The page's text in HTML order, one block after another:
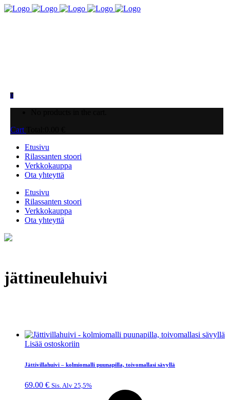
0
Cart
Etusivu
Rilassanten stoori
Verkkokauppa
Ota yhteyttä
Etusivu
Rilassanten stoori
Verkkokauppa
Ota yhteyttä
jättineulehuivi
Lisää ostoskoriin
Jättivillahuivi – kolmiomalli puunapilla, toivomallasi sävyllä
69.00 € Sis. Alv 25,5%